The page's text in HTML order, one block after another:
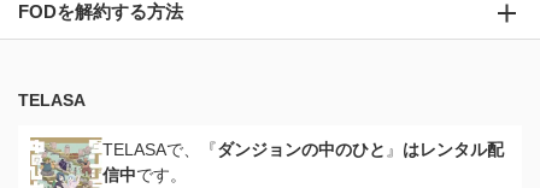
FODを解約する方法
TELASA
TELASAで、『ダンジョンの中のひと 』 はレンタル配
信中です。